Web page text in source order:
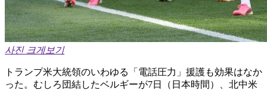
사진 크게보기
トランプ米大統領のいわゆる「電話圧力」援護も効果はなか
った。むしろ団結したベルギーが7日（日本時間）、北中米